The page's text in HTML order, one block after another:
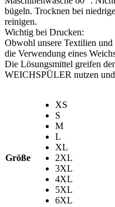
bügeln. Trocknen bei
reinigen.
Wichtig bei Drucken:
Obwohl unsere Textilien
die Verwendung eines
Die Lösungsmittel greifen
WEICHSPÜLER nutzen
Größe
XS
S
M
L
XL
2XL
3XL
4XL
5XL
6XL